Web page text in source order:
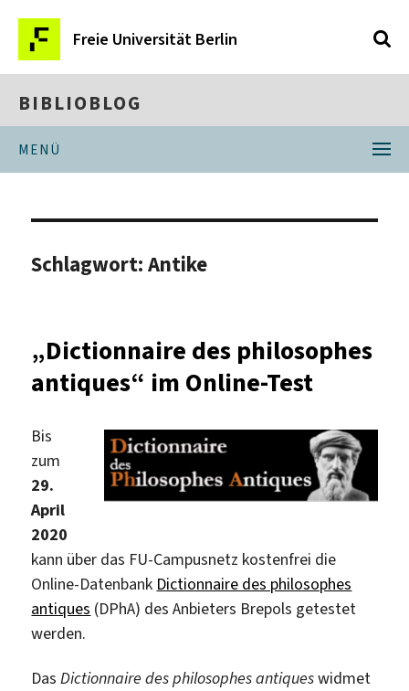
Freie Universität Berlin
BIBLIOBLOG
MENÜ
Schlagwort:Antike
„Dictionnaire des philosophes
antiques“ im Online-Test
Bis
zum
29.
April
2020
kann über das FU-Campusnetz kostenfrei die
Online-Datenbank Dictionnaire des philosophes
antiques (DPhA) des Anbieters Brepols getestet
werden.
Das Dictionnaire des philosophes antiqueswidmet